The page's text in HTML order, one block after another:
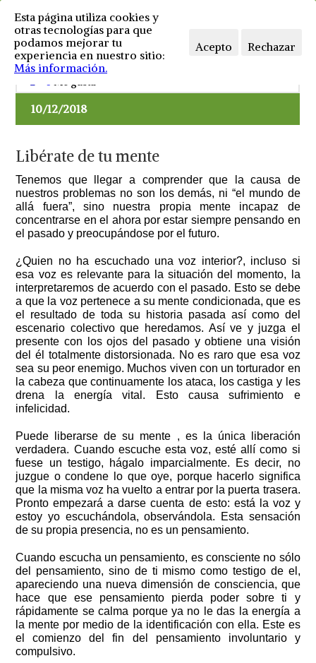
Sin comentarios
0 Me gusta
10/12/2018
Libérate de tu mente
Tenemos que llegar a comprender que la causa de
nuestros problemas no son los demás, ni “el mundo de
allá fuera”, sino nuestra propia mente incapaz de
concentrarse en el ahora por estar siempre pensando en
el pasado y preocupándose por el futuro.
¿Quien no ha escuchado una voz interior?, incluso si
esa voz es relevante para la situación del momento, la
interpretaremos de acuerdo con el pasado. Esto se debe
a que la voz pertenece a su mente condicionada, que es
el resultado de toda su historia pasada así como del
escenario colectivo que heredamos. Así ve y juzga el
presente con los ojos del pasado y obtiene una visión
del él totalmente distorsionada. No es raro que esa voz
sea su peor enemigo. Muchos viven con un torturador en
la cabeza que continuamente los ataca, los castiga y les
drena la energía vital. Esto causa sufrimiento e
infelicidad.
Puede liberarse de su mente , es la única liberación
verdadera. Cuando escuche esta voz, esté allí como si
fuese un testigo, hágalo imparcialmente. Es decir, no
juzgue o condene lo que oye, porque hacerlo significa
que la misma voz ha vuelto a entrar por la puerta trasera.
Pronto empezará a darse cuenta de esto: está la voz y
estoy yo escuchándola, observándola. Esta sensación
de su propia presencia, no es un pensamiento.
Cuando escucha un pensamiento, es consciente no sólo
del pensamiento, sino de ti mismo como testigo de el,
apareciendo una nueva dimensión de consciencia, que
hace que ese pensamiento pierda poder sobre ti y
rápidamente se calma porque ya no le das la energía a
la mente por medio de la identificación con ella. Este es
el comienzo del fin del pensamiento involuntario y
compulsivo.
Esta página utiliza cookies y
otras tecnologías para que
podamos mejorar tu
experiencia en nuestro sitio:
Más información.
Acepto Rechazar